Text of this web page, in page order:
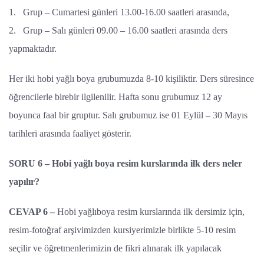
1.
Grup – Cumartesi günleri 13.00-16.00 saatleri arasında,
2.
Grup – Salı günleri 09.00 – 16.00 saatleri arasında ders
yapmaktadır.
Her iki hobi yağlı boya grubumuzda 8-10 kişiliktir. Ders süresince
öğrencilerle birebir ilgilenilir. Hafta sonu grubumuz 12 ay
boyunca faal bir gruptur. Salı grubumuz ise 01 Eylül – 30 Mayıs
tarihleri arasında faaliyet gösterir.
SORU 6 – Hobi yağlı boya resim kurslarında ilk ders neler
yapılır?
CEVAP 6 – Hobi yağlıboya resim kurslarında ilk dersimiz için,
resim-fotoğraf arşivimizden kursiyerimizle birlikte 5-10 resim
seçilir ve öğretmenlerimizin de fikri alınarak ilk yapılacak